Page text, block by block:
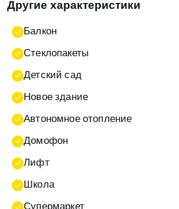
Другие характеристики
Балкон
Стеклопакеты
Детский сад
Новое здание
Автономное отопление
Домофон
Лифт
Школа
Супермаркет